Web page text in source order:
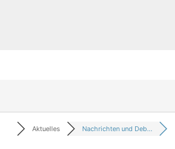
Aktuelles Nachrichten und Deb...